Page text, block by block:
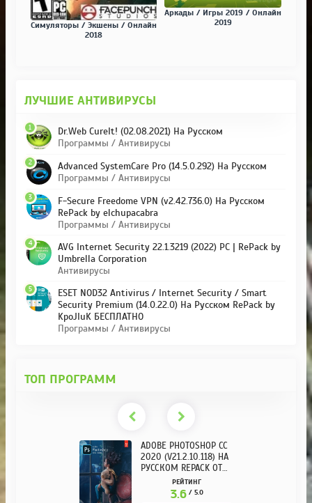
Симуляторы / Экшены / Онлайн
2018
Аркады / Игры 2019 / Онлайн
2019
ЛУЧШИЕ АНТИВИРУСЫ
Dr.Web CureIt! (02.08.2021) На Русском
Программы / Антивирусы
1
Advanced SystemCare Pro (14.5.0.292) На Русском
Программы / Антивирусы
2
F-Secure Freedome VPN (v2.42.736.0) На Русском
RePack by elchupacabra
Программы / Антивирусы
3
AVG Internet Security 22.1.3219 (2022) PC | RePack by
Umbrella Corporation
Антивирусы
4
ESET NOD32 Antivirus / Internet Security / Smart
Security Premium (14.0.22.0) На Русском RePack by
KpoJIuK БЕСПЛАТНО
Программы / Антивирусы
5
ТОП ПРОГРАММ
ADOBE PHOTOSHOP CC
2020 (V21.2.10.118) НА
РУССКОМ REPACK ОТ
KPOJIUKРЕЙТИНГ
3.6/ 5.0